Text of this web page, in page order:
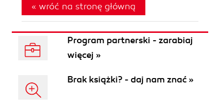
« wróć na stronę główną
Program partnerski - zarabiaj
więcej »
Brak książki? - daj nam znać »